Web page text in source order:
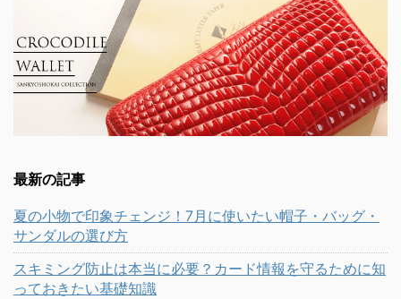
最新の記事
夏の小物で印象チェンジ！7月に使いたい帽子・バッグ・
サンダルの選び方
スキミング防止は本当に必要？カード情報を守るために知
っておきたい基礎知識